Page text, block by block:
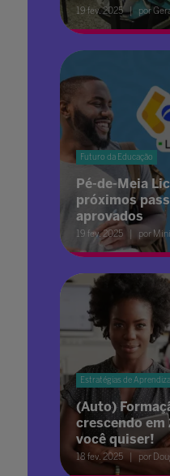
19 fev. 2025 por
Futuro da Educação
Pé-de-Meia
próximos
aprovados
19 fev. 2025 por
Estratégias de
(Auto)
crescendo em
você quiser!
18 fev. 2025 por